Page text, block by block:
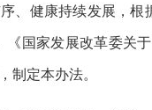
、健康持续发展，
《国家发展改革委关
制定本办法。